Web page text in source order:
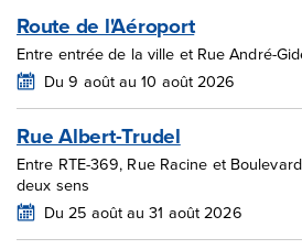
Route de l'Aéroport
Entre entrée de la ville et Rue André-
Du 9 août au 10 août 2026
Rue Albert-Trudel
Entre RTE-369, Rue Racine et
deux sens
Du 25 août au 31 août 2026